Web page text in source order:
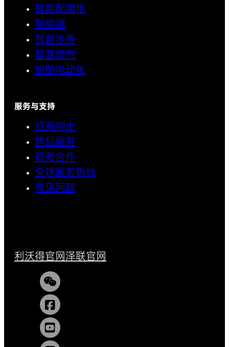
智能配用电
新能源
智慧水务
智慧燃气
船舶电动化
服务与支持
招贤纳士
售后服务
商务合作
全球服务热线
常见问题
利沃得官网泽联官网